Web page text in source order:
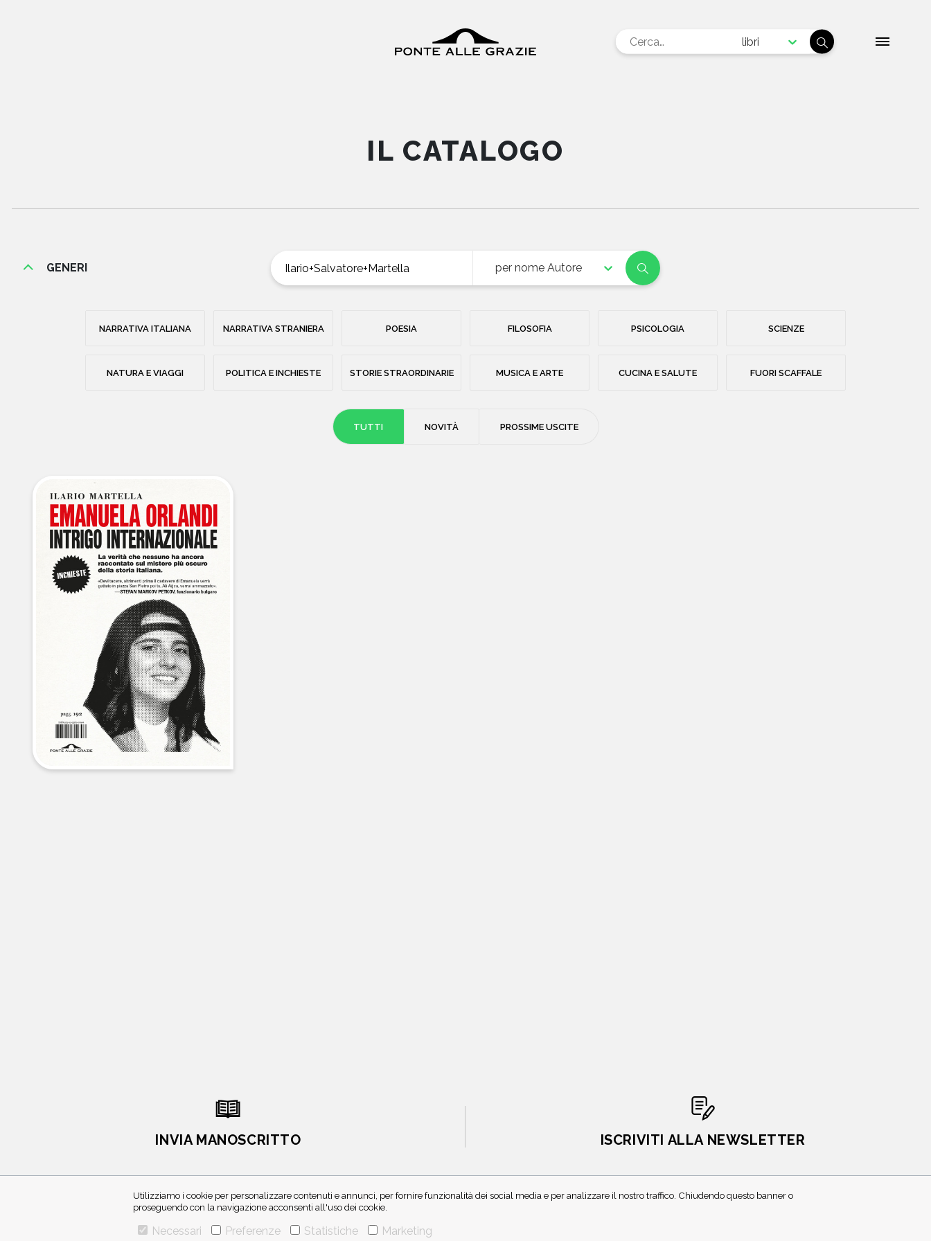
libri
IL CATALOGO
per nome Autore
GENERI
NARRATIVA ITALIANA NARRATIVA STRANIERA POESIA FILOSOFIA PSICOLOGIA SCIENZE
NATURA E VIAGGI POLITICA E INCHIESTE STORIE STRAORDINARIE MUSICA E ARTE CUCINA E SALUTE FUORI SCAFFALE
TUTTI NOVITÀ PROSSIME USCITE
Utilizziamo i cookie per personalizzare contenuti e annunci, per fornire funzionalità dei social media e per analizzare il nostro traffico. Chiudendo questo banner o
proseguendo con la navigazione acconsenti all'uso dei cookie.
Necessari Preferenze Statistiche Marketing
INVIA MANOSCRITTO ISCRIVITI ALLA NEWSLETTER